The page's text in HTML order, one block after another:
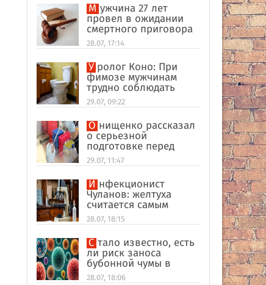
Мужчина 27 лет
провел в ожидании
смертного приговора
из-за поддельных
улик в США
28.07, 17:14
Уролог Коно: При
фимозе мужчинам
трудно соблюдать
интимную гигиену
29.07, 09:22
Онищенко рассказал
о серьезной
подготовке перед
отпуском в
экзотические страны
29.07, 11:47
Инфекционист
Чуланов: желтуха
считается самым
главным признаком
гепатита
28.07, 18:15
Стало известно, есть
ли риск заноса
бубонной чумы в
Россию
28.07, 18:06